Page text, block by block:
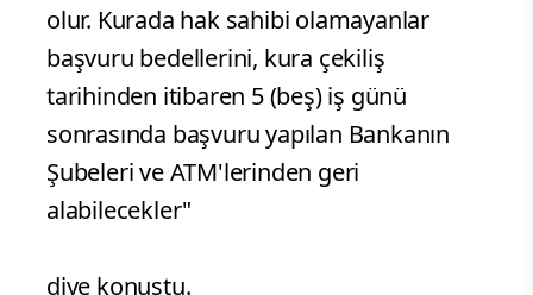
olur. Kurada hak sahibi olamayanlar
başvuru bedellerini, kura çekiliş
tarihinden itibaren 5 (beş) iş günü
sonrasında başvuru yapılan Bankanın
Şubeleri ve ATM'lerinden geri
alabilecekler"
diye konuştu.